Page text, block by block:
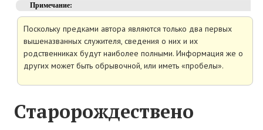
Примечание:
Поскольку предками автора являются только два первых
вышеназванных служителя, сведения о них и их
родственниках будут наиболее полными. Информация же о
других может быть обрывочной, или иметь «пробелы».
Старорождествено